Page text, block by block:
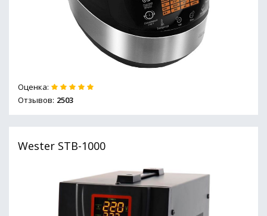
Оценка:
Отзывов: 2503
Wester STB-1000